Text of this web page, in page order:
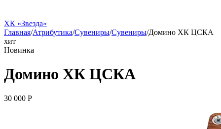
ХК «Звезда»
Главная/Атрибутика/Сувениры/Сувениры/Домино ХК ЦСКА
хит
Новинка
Домино ХК ЦСКА
30 000 P